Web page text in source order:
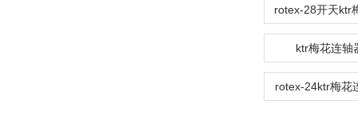
ktr梅花连轴
rotex-24ktr梅花